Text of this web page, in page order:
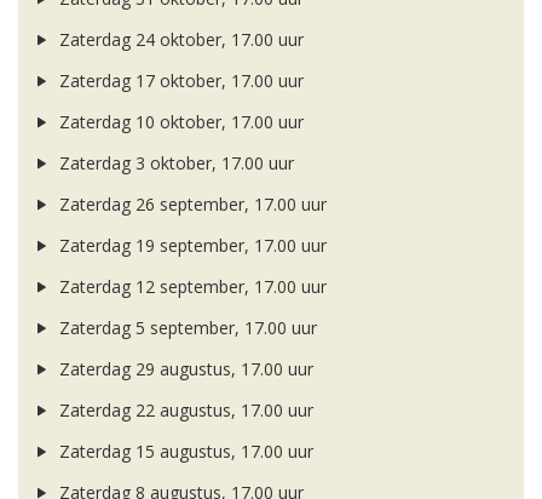
Zaterdag 24 oktober, 17.00 uur
Zaterdag 17 oktober, 17.00 uur
Zaterdag 10 oktober, 17.00 uur
Zaterdag 3 oktober, 17.00 uur
Zaterdag 26 september, 17.00 uur
Zaterdag 19 september, 17.00 uur
Zaterdag 12 september, 17.00 uur
Zaterdag 5 september, 17.00 uur
Zaterdag 29 augustus, 17.00 uur
Zaterdag 22 augustus, 17.00 uur
Zaterdag 15 augustus, 17.00 uur
Zaterdag 8 augustus, 17.00 uur